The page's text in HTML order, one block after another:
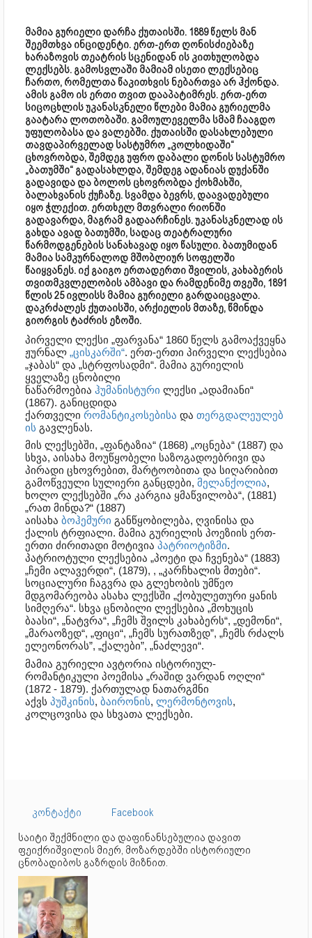
მამია გურიელი დარჩა ქუთაისში. 1889 წელს მან
შეემთხვა ინციდენტი. ერთ-ერთ ღონისძიებაზე
ხარაზოვის თეატრის სცენიდან ის კითხულობდა
ლექსებს. გამოსვლაში მამიამ ისეთი ლექსებიც
ჩართო, რომელთა წაკითხვის ნებართვა არ ჰქონდა.
ამის გამო ის ერთი თვით დააპატიმრეს. ერთ-ერთ
სიცოცხლის უკანასკნელი წლები მამია გურიელმა
გაატარა ლოთობაში. გამოულეველმა სმამ ჩააგდო
უფულობასა და ვალებში. ქუთაისში დასახლებული
თავდაპირველად სასტუმრო „კოლხიდაში“
ცხოვრობდა, შემდეგ უფრო დაბალი დონის სასტუმრო
„ბათუმში“ გადასახლდა, შემდეგ ადანიას დუქანში
გადავიდა და ბოლოს ცხოვრობდა ქოხმახში,
ბალახვანის ქუჩაზე. სვამდა ბევრს, დაავადებული
იყო ჭლექით. ერთხელ მთვრალი რიონში
გადავარდა, მაგრამ გადაარჩინეს. უკანასკნელად ის
გახდა ავად ბათუმში, სადაც თეატრალური
წარმოდგენების სანახავად იყო წასული. ბათუმიდან
მამია სამკურნალოდ მშობლიურ სოფელში
წაიყვანეს. იქ გაიგო ერთადერთი შვილის, კახაბერის
თვითმკვლელობის ამბავი და რამდენიმე თვეში, 1891
წლის 25 ივლისს მამია გურიელი გარდაიცვალა.
დაკრძალეს ქუთაისში, არქიელის მთაზე, წმინდა
გიორგის ტაძრის ეზოში.
პირველი ლექსი „ფარვანა“ 1860 წელს გამოაქვეყნა
ჟურნალ „ცისკარში“. ერთ-ერთი პირველი ლექსებია
„ჯაბას“ და „სტრფოსადმი“. მამია გურიელის
ყველაზე ცნობილი
ნაწარმოებია ჰუმანისტური ლექსი „ადამიანი“
(1867). განიცდიდა
ქართველი რომანტიკოსებისა და თერგდალეულებ
ის გავლენას.
მის ლექსებში, „ფანტაზია“ (1868) „ოცნება“ (1887) და
სხვა, აისახა მოუწყობელი საზოგადოებრივი და
პირადი ცხოვრებით, მარტოობითა და სიღარიბით
გამოწვეული სულიერი განცდები, მელანქოლია,
ხოლო ლექსებში „რა კარგია ყმაწვილობა“, (1881)
„რათ მინდა?“ (1887)
აისახა ბოჰემური განწყობილება, ღვინისა და
ქალის ტრფიალი. მამია გურიელის პოეზიის ერთ-
ერთი ძირითადი მოტივია პატრიოტიზმი.
პატრიოტული ლექსებია „პოეტი და ჩვენება“ (1883)
„ჩემი ალავერდი“, (1879), , „კარჩხალის მთები“.
სოციალური ჩაგვრა და გლეხობის უმწეო
მდგომარეობა ასახა ლექსში „ქობულეთური ყანის
სიმღერა“. სხვა ცნობილი ლექსებია „მოხუცის
ბაასი“, „ნატვრა“, „ჩემს შვილს კახაბერს“, „დემონი“,
„მარაოზედ“, „ფიცი“, „ჩემს სურათზედ”, „ჩემს რძალს
ელეონორას”, „ქალები”, „ნაძლევი“.
მამია გურიელი ავტორია ისტორიულ-
რომანტიკული პოემისა „რაშიდ ვარდან ოღლი“
(1872 - 1879). ქართულად ნათარგმნი
აქვს პუშკინის, ბაირონის, ლერმონტოვის,
კოლცოვისა და სხვათა ლექსები.
კონტაქტი
Facebook
საიტი შექმნილი და დაფინანსებულია დავით
ფეიქრიშვილის მიერ, მოზარდებში ისტორიული
ცნობადიბოს გაზრდის მიზნით.